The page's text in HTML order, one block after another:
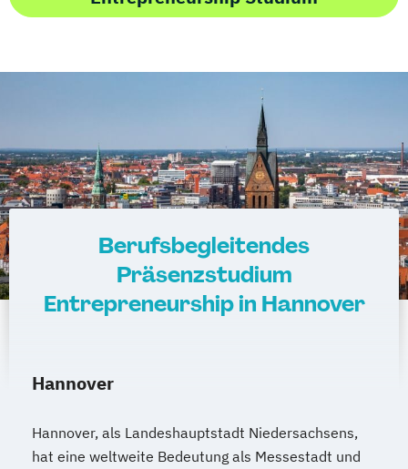
Berufsbegleitendes
Präsenzstudium
Entrepreneurship in Hannover
Hannover
Hannover, als Landeshauptstadt Niedersachsens,
hat eine weltweite Bedeutung als Messestadt und